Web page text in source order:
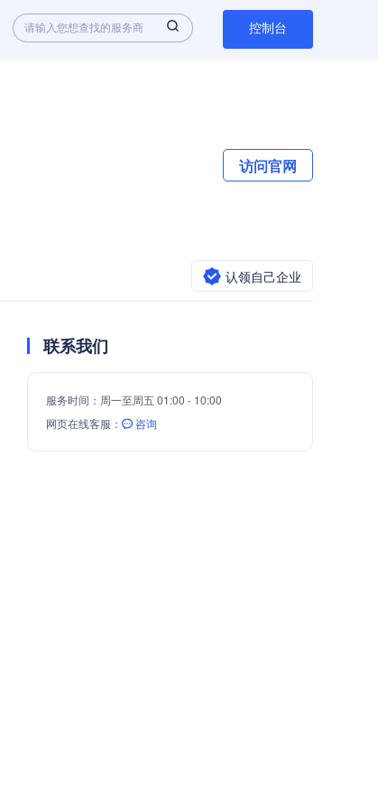
控制台
访问官网
认领自己企业
联系我们
服务时间： 周一至周五 01:00 - 10:00
网页在线客服：
咨询